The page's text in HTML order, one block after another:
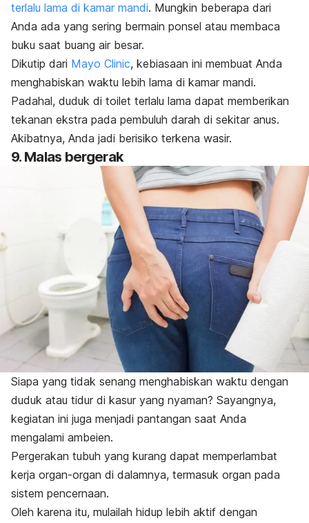
terlalu lama di kamar mandi. Mungkin beberapa dari
Anda ada yang sering bermain ponsel atau membaca
buku saat buang air besar.
Dikutip dari Mayo Clinic, kebiasaan ini membuat Anda
menghabiskan waktu lebih lama di kamar mandi.
Padahal, duduk di toilet terlalu lama dapat memberikan
tekanan ekstra pada pembuluh darah di sekitar anus.
Akibatnya, Anda jadi berisiko terkena wasir.
9. Malas bergerak
Siapa yang tidak senang menghabiskan waktu dengan
duduk atau tidur di kasur yang nyaman? Sayangnya,
kegiatan ini juga menjadi pantangan saat Anda
mengalami ambeien.
Pergerakan tubuh yang kurang dapat memperlambat
kerja organ-organ di dalamnya, termasuk organ pada
sistem pencernaan.
Oleh karena itu, mulailah hidup lebih aktif dengan